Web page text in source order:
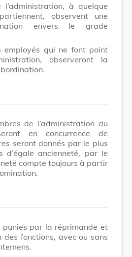
l’administration, à quelque
observent une
envers le grade
employés qui ne font point
observeront la
de l’administration du
en concurrence de
seront donnés par le plus
d’égale ancienneté, par le
compte toujours à partir
punies par la réprimande et
des fonctions, avec ou sans